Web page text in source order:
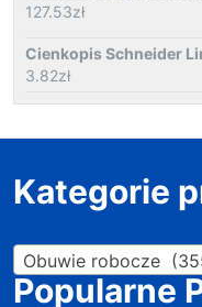
127.53zł
Cienkopis Schneider
3.82zł
Kategorie
Obuwie robocze
Popularne